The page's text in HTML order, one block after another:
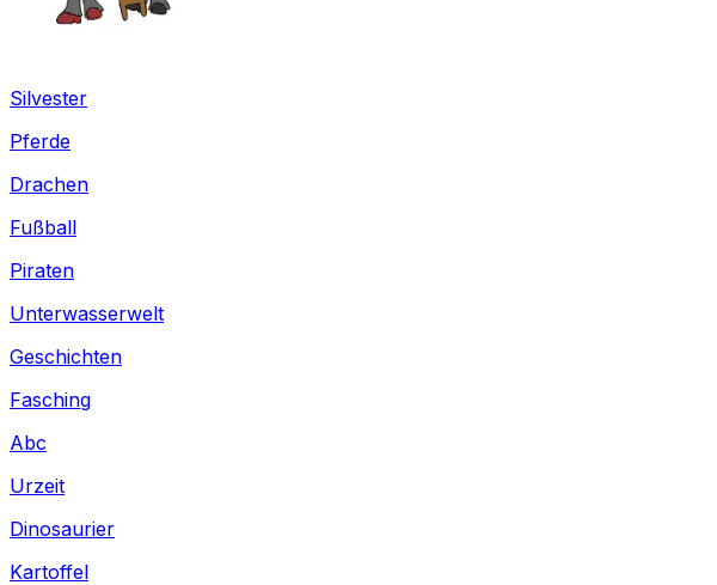
Silvester
Pferde
Drachen
Fußball
Piraten
Unterwasserwelt
Geschichten
Fasching
Abc
Urzeit
Dinosaurier
Kartoffel